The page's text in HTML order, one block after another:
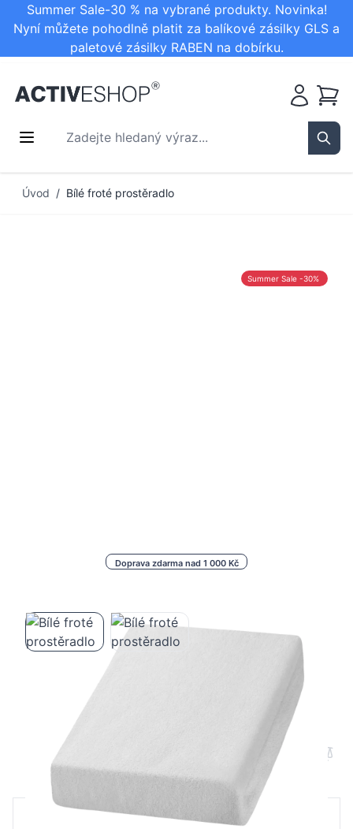
Summer Sale-30 % na vybrané produkty. Novinka!
Nyní můžete pohodlně platit za balíkové zásilky GLS a
paletové zásilky RABEN na dobírku.
Zadejte hledaný výraz...
Košík
Úvod / Bílé froté prostěradlo
Doprava zdarma nad 1 000 Kč
Summer Sale -30%
Bílé froté prostěradlo
Maloobchodní cena